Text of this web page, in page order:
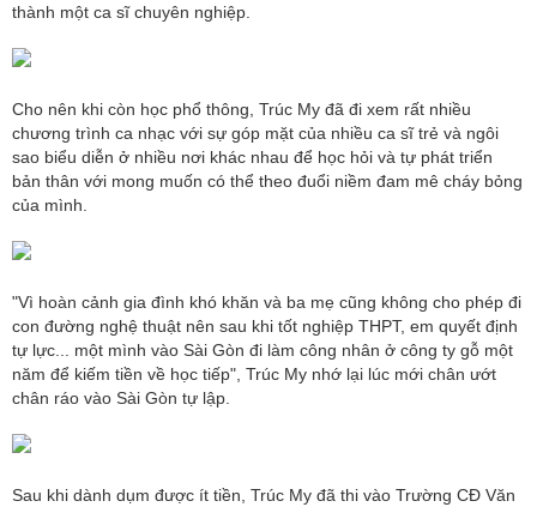
thành một ca sĩ chuyên nghiệp.
Cho nên khi còn học phổ thông, Trúc My đã đi xem rất nhiều
chương trình ca nhạc với sự góp mặt của nhiều ca sĩ trẻ và ngôi
sao biểu diễn ở nhiều nơi khác nhau để học hỏi và tự phát triển
bản thân với mong muốn có thể theo đuổi niềm đam mê cháy bỏng
của mình.
"Vì hoàn cảnh gia đình khó khăn và ba mẹ cũng không cho phép đi
con đường nghệ thuật nên sau khi tốt nghiệp THPT, em quyết định
tự lực... một mình vào Sài Gòn đi làm công nhân ở công ty gỗ một
năm để kiếm tiền về học tiếp", Trúc My nhớ lại lúc mới chân ướt
chân ráo vào Sài Gòn tự lập.
Sau khi dành dụm được ít tiền, Trúc My đã thi vào Trường CĐ Văn